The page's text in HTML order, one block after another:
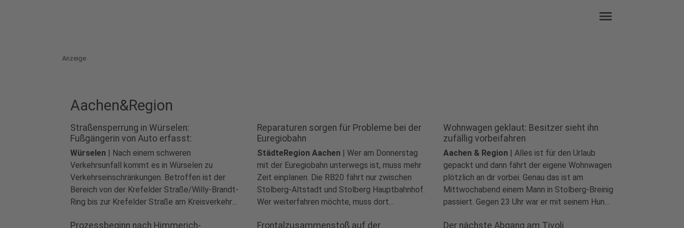
menu
Anzeige
Aachen&Region
Straßensperrung in Würselen:
Fußgängerin von Auto erfasst:
Würselen | Nach einem schweren
Verkehrsunfall kommt es in Würselen zu
Verkehrseinschränkungen. Betroffen ist der
Bereich von der Krefelder Straße/Willy-Brandt-
Ring bis zur Krefelder Straße am Kreisverkehr
Reparaturen sorgen für Probleme bei der
Euregiobahn
StädteRegion Aachen | Wer am Donnerstag
mit der Euregiobahn unterwegs ist, muss mehr
Zeit einplanen. Die RB20 fährt nur zwischen
Stolberg-Altstadt und Stolberg Hauptbahnhof.
Wer weiterfahren möchte, muss dort
Wohnwagen geklaut: Besitzer sieht ihn
zufällig vorbeifahren
Aachen & Region |Alles ist für den Urlaub
gepackt und dann fährt der eigene Wohnwagen
plötzlich an dir vorbei. Genau das ist am
Mittwochabend einem Mann in Stolberg-Breinig
passiert. Gegen 23 Uhr war er mit seinem Hund
Prozessbeginn nach Himmerich-
Frontalzusammenstoß auf der
Der nächste Abgang am Tivoli